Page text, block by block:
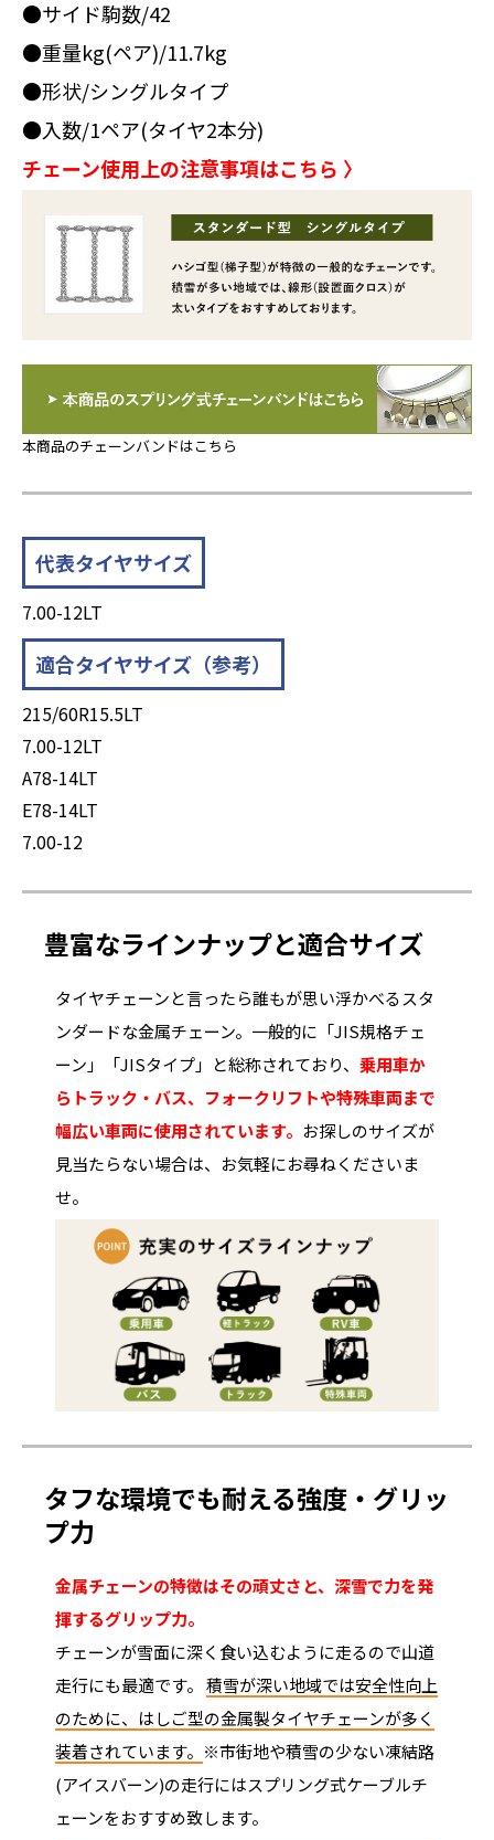
●サイド駒数/42
●重量kg(ペア)/11.7kg
●形状/シングルタイプ
●入数/1ペア(タイヤ2本分)
チェーン使用上の注意事項はこちら 〉
本商品のチェーンバンドはこちら
代表タイヤサイズ
7.00-12LT
適合タイヤサイズ（参考）
215/60R15.5LT
7.00-12LT
A78-14LT
E78-14LT
7.00-12
豊富なラインナップと適合サイズ
タイヤチェーンと言ったら誰もが思い浮かべるスタ
ンダードな金属チェーン。一般的に「JIS規格チェ
ーン」「JISタイプ」と総称されており、 乗用車か
らトラック・バス、フォークリフトや特殊車両まで
幅広い車両に使用されています。 お探しのサイズが
見当たらない場合は、お気軽にお尋ねくださいま
せ。
タフな環境でも耐える強度・グリッ
プ力
金属チェーンの特徴はその頑丈さと、深雪で力を発
揮するグリップ力。
チェーンが雪面に深く食い込むように走るので山道
走行にも最適です。 積雪が深い地域では安全性向上
のために、はしご型の金属製タイヤチェーンが多く
装着されています。 ※市街地や積雪の少ない凍結路
(アイスバーン)の走行にはスプリング式ケーブルチ
ェーンをおすすめ致します。